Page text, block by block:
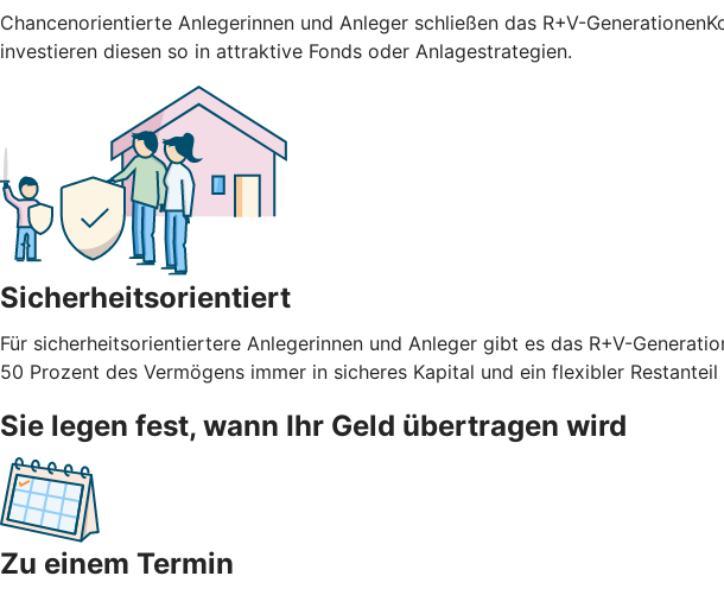
Chancenorientierte Anlegerinnen und Anleger schließen das R+V-
investieren diesen so in attraktive Fonds oder Anlagestrategien.
Sicherheitsorientiert
Für sicherheitsorientiertere Anlegerinnen und Anleger gibt es das R+V-
50 Prozent des Vermögens immer in sicheres Kapital und ein flexibler
Sie legen fest, wann Ihr Geld übertragen wird
Zu einem Termin